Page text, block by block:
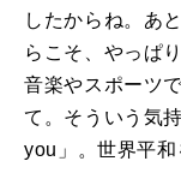
したからね。あ
らこそ、やっぱ
音楽やスポーツ
て。そういう気
you 」。世界平